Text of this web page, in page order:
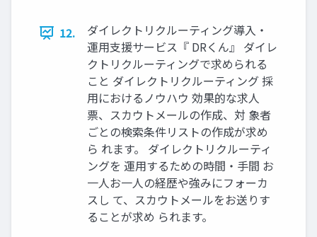
12.
ダイレクトリクルーティング導入・
運用支援サービス『 DRくん』 ダイレ
クトリクルーティングで求められる
こと ダイレクトリクルーティング 採
用におけるノウハウ 効果的な求人
票、スカウトメールの作成、対 象者
ごとの検索条件リストの作成が求め
ら れます。 ダイレクトリクルーティ
ングを 運用するための時間・手間 お
一人お一人の経歴や強みにフォーカ
スし て、スカウトメールをお送りす
ることが求め られます。